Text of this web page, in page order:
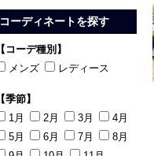
コーディネートを探す
【コーデ種別】
メンズ
レディース
【季節】
1月
2月 3月
4月
5月
6月 7月
8月